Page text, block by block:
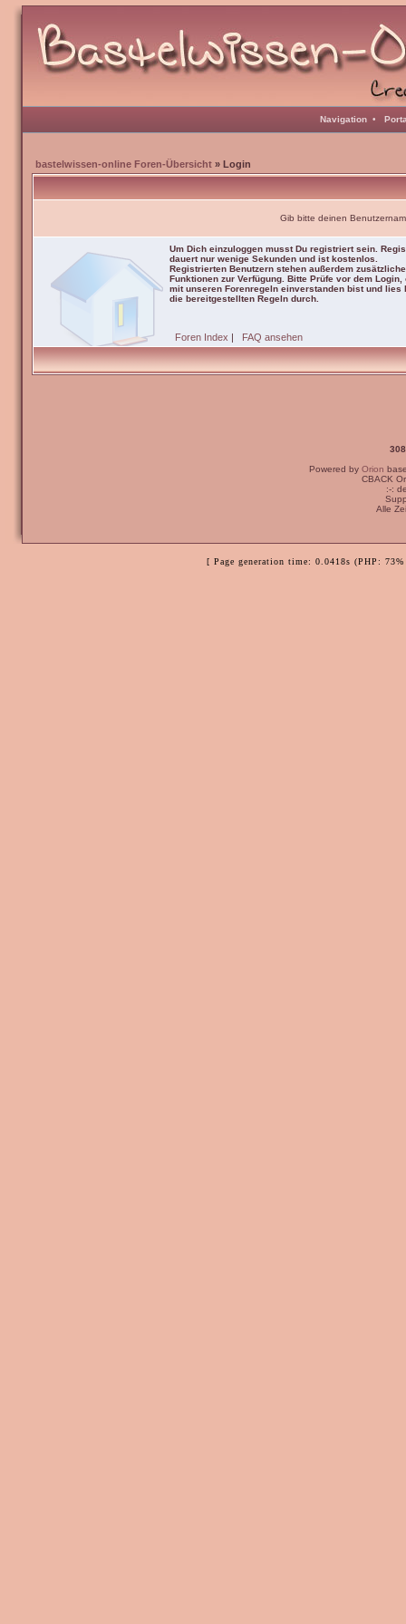
Navigation •
bastelwissen-online Foren-Übersicht » Login
Gib bitte deinen
Um Dich einzuloggen musst Du registriert sein.
dauert nur wenige Sekunden und ist kostenlos.
Registrierten Benutzern stehen außerdem zusätzliche
Funktionen zur Verfügung. Bitte Prüfe vor dem Login,
mit unseren Forenregeln einverstanden bist und lies
die bereitgestellten Regeln durch.
Foren Index | FAQ ansehen
Powered by Orion
CBACK
:-:
Alle
[ Page generation time: 0.0418s (PHP: